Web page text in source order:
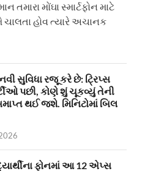
મોંઘા સ્માર્ટફોન માટે
હોવ ત્યારે અચાનક
સુવિધા રજૂ કરે છે: ટ્રિપ્સ
પછી, કોણે શું ચૂકવ્યું તેની
થઈ જશે. મિનિટોમાં બિલ
ફોનમાં આ 12 એપ્સ